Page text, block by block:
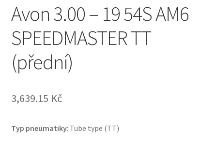
Avon 3.00 – 19 54S AM6
SPEEDMASTER TT
(přední)
3,639.15 Kč
Typ pneumatiky: Tube type (TT)